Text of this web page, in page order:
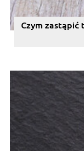
Czym zastąpić